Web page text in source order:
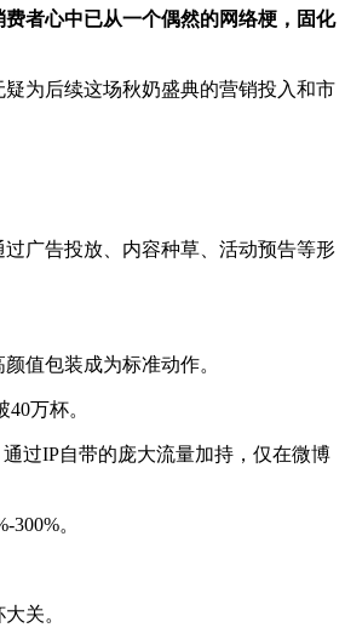
者心中已从一个偶然的网络梗，固化
为后续这场秋奶盛典的营销投入和市
广告投放、内容种草、活动预告等形
值包装成为标准动作。
万杯。
过IP自带的庞大流量加持，仅在微博
。
关。